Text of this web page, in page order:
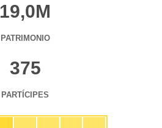
19,0M
PATRIMONIO
375
PARTÍCIPES